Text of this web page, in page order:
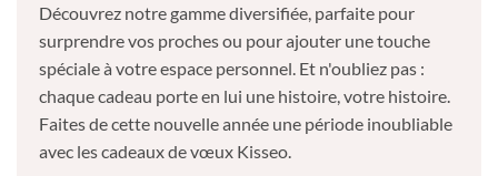
Découvrez notre gamme diversifiée, parfaite pour
surprendre vos proches ou pour ajouter une touche
spéciale à votre espace personnel. Et n'oubliez pas :
chaque cadeau porte en lui une histoire, votre histoire.
Faites de cette nouvelle année une période inoubliable
avec les cadeaux de vœux Kisseo.